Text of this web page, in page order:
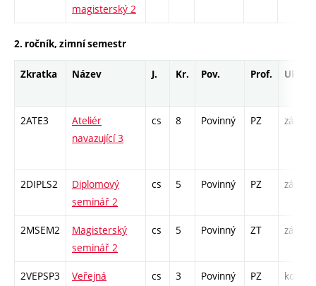
magisterský 2
2. ročník, zimní semestr
Zkratka Název J. Kr. Pov. Prof. Uk.
2ATE3
Ateliér
navazující 3
cs 8 Povinný PZ zá
2DIPLS2
Diplomový
seminář 2
cs 5 Povinný PZ zá
2MSEM2
Magisterský
seminář 2
cs 5 Povinný ZT zá
2VEPSP3
Veřejná
cs 3 Povinný PZ kol